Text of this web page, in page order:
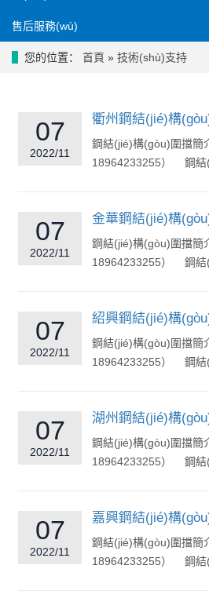
售后服務(wù)
您的位置： 首頁 » 技術(shù)支持
07
2022/11
衢州鋼結(jié)構
鋼結(jié)構(gòu)圍擋簡
18964233255） 鋼結
07
2022/11
金華鋼結(jié)構
鋼結(jié)構(gòu)圍擋簡
18964233255） 鋼結
07
2022/11
紹興鋼結(jié)構
鋼結(jié)構(gòu)圍擋簡
18964233255） 鋼結
07
2022/11
湖州鋼結(jié)構
鋼結(jié)構(gòu)圍擋簡
18964233255） 鋼結
07
2022/11
嘉興鋼結(jié)構
鋼結(jié)構(gòu)圍擋簡
18964233255） 鋼結